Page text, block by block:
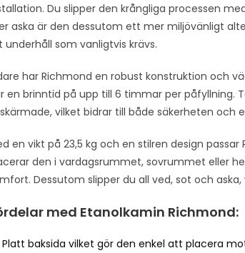
Du slipper den krångliga processen
aska är den dessutom ett mer miljövänligt
underhåll som vanligtvis krävs.
har Richmond en robust konstruktion och
en brinntid på upp till 6 timmar per påfyllning.
vilket bidrar till både säkerheten och
en vikt på 23,5 kg och en stilren design
den i vardagsrummet, sovrummet eller
Dessutom slipper du all ved, sot och
med Etanolkamin Richmond:
Platt baksida vilket gör den enkel att placera